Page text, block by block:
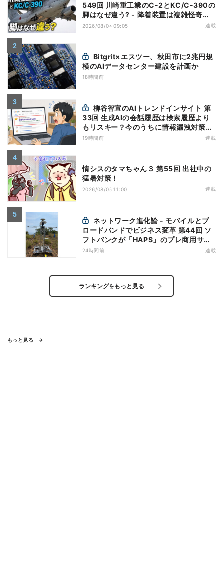
549回 川崎重工業のC-2とKC/C-390の
脚はなぜ違う? - 降着装置は複雑怪奇
(5)|軍用輸送機(10)
2026/08/04 09:05 連載
模のAIデータセンター建設を計画か
18時間前
33回 生成AIの会話履歴は検索履歴より
もリスキー？今のうちに情報漏洩対策を
万全にしておこう
19時間前 連載
情シスのタマちゃん３ 第55回 出社中の
猛暑対策！
2026/08/05 11:00 連載
ロードバンドでビジネス変革 第44回 ソ
フトバンクが「HAPS」のプレ商用サー
ビス開始を表明、本格的な商用展開のめ
24時間前 連載
ランキングをもっと見る
もっと見る